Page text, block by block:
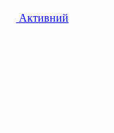
Активний